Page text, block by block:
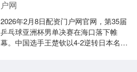
户网
2026年2月8日配资门户网官网，第35届
乒乓球亚洲杯男单决赛在海口落下帷
幕。中国选手王楚钦以4-2逆转日本名将